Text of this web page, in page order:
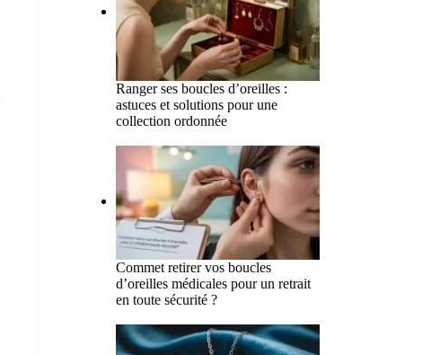
Ranger ses boucles d’oreilles :
astuces et solutions pour une
collection ordonnée
Commet retirer vos boucles
d’oreilles médicales pour un retrait
en toute sécurité ?